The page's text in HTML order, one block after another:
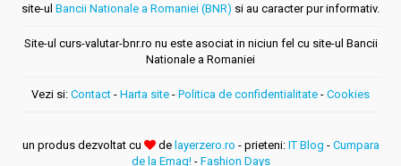
site-ul Bancii Nationale a Romaniei (BNR) si au caracter pur informativ.
Site-ul curs-valutar-bnr.ro nu este asociat in niciun fel cu site-ul Bancii
Nationale a Romaniei
Vezi si: Contact - Harta site - Politica de confidentialitate - Cookies
un produs dezvoltat cu de layerzero.ro - prieteni: IT Blog - Cumpara
de la Emag!- Fashion Days